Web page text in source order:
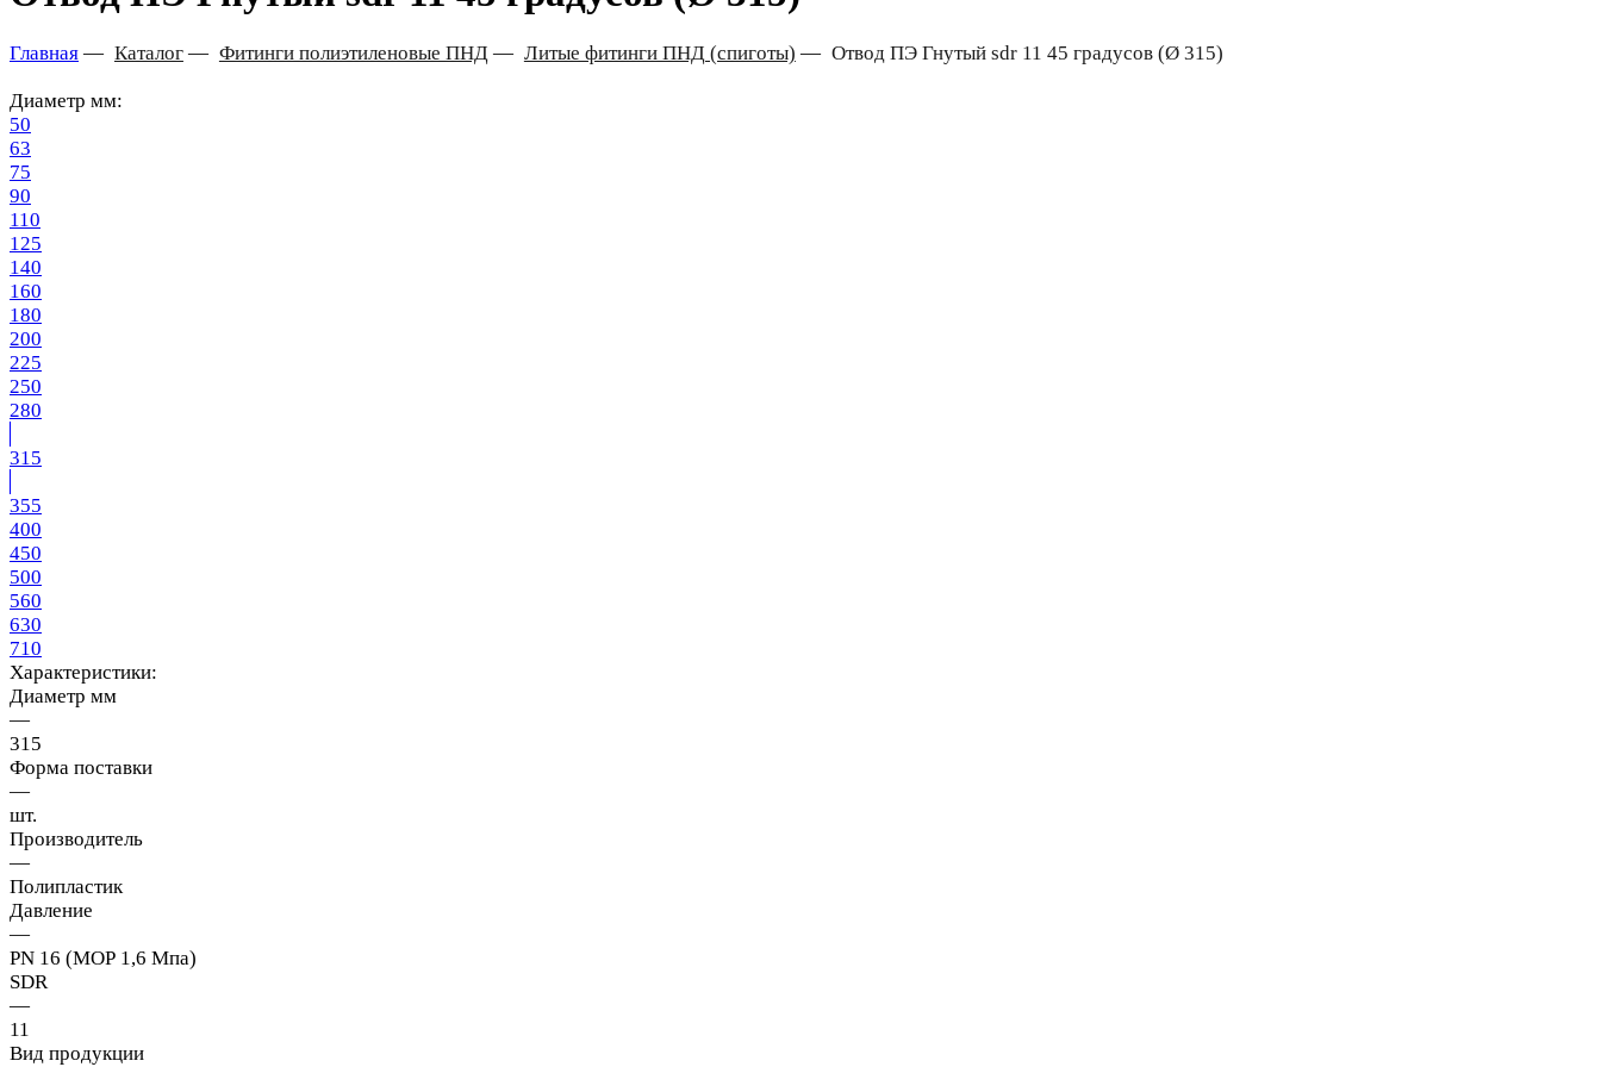
Главная — Каталог— Фитинги полиэтиленовые ПНД — Литые фитинги ПНД (спиготы) — Отвод ПЭ Гнутый sdr 11 45 градусов (Ø 315)
Диаметр мм:
50
63
75
90
110
125
140
160
180
200
225
250
280
315
355
400
450
500
560
630
710
Характеристики:
Диаметр мм
—
315
Форма поставки
—
шт.
Производитель
—
Полипластик
Давление
—
PN 16 (МОР 1,6 Мпа)
SDR
—
11
Вид продукции